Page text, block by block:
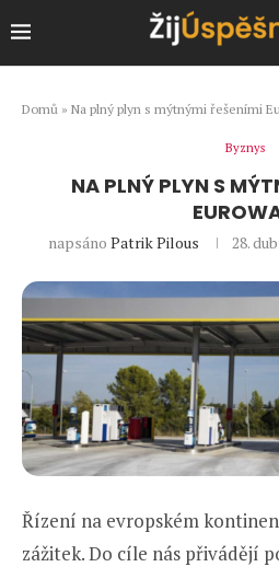
Domů » Na plný plyn s mýtnými řešeními
Byznys
NA PLNÝ PLYN S
napsáno Patrik Pilous 28.
Řízení na evropském
zážitek. Do cíle nás přivádějí